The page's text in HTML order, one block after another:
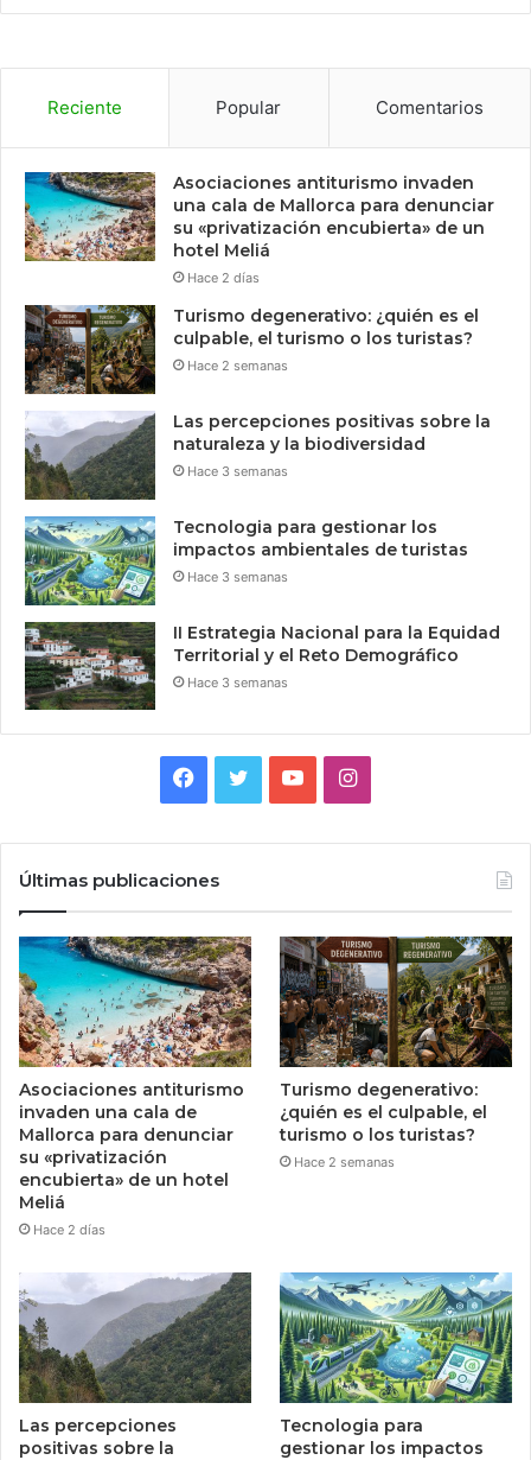
Reciente Popular Comentarios
Asociaciones antiturismo invaden
una cala de Mallorca para denunciar
su «privatización encubierta» de un
hotel Meliá
Hace 2 días
Turismo degenerativo: ¿quién es el
culpable, el turismo o los turistas?
Hace 2 semanas
Las percepciones positivas sobre la
naturaleza y la biodiversidad
Hace 3 semanas
Tecnologia para gestionar los
impactos ambientales de turistas
Hace 3 semanas
II Estrategia Nacional para la Equidad
Territorial y el Reto Demográfico
Hace 3 semanas
Facebook
TwitterYouTubeInstagram
Últimas publicaciones
Asociaciones antiturismo
invaden una cala de
Mallorca para denunciar
su «privatización
encubierta» de un hotel
Meliá
Hace 2 días
Turismo degenerativo:
¿quién es el culpable, el
turismo o los turistas?
Hace 2 semanas
Las percepciones
positivas sobre la
Tecnologia para
gestionar los impactos